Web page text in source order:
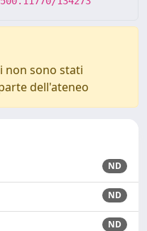
non sono stati
dell'ateneo
ND
ND
ND